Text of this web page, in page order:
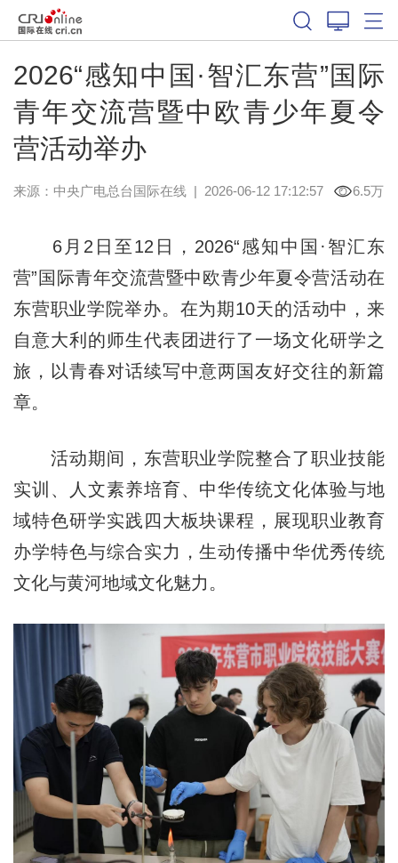
2026“感知中国·智汇东营”国际
青年交流营暨中欧青少年夏令
营活动举办
来源：中央广电总台国际在线| 2026-06-12 17:12:57 6.5万
6月2日至12日，2026“感知中国·智汇东
营”国际青年交流营暨中欧青少年夏令营活动在
东营职业学院举办。在为期10天的活动中，来
自意大利的师生代表团进行了一场文化研学之
旅，以青春对话续写中意两国友好交往的新篇
章。
活动期间，东营职业学院整合了职业技能
实训、人文素养培育、中华传统文化体验与地
域特色研学实践四大板块课程，展现职业教育
办学特色与综合实力，生动传播中华优秀传统
文化与黄河地域文化魅力。